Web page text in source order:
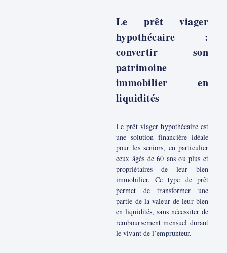
Le prêt viager
hypothécaire :
convertir son
patrimoine
immobilier en
liquidités
Le prêt viager hypothécaire est
une solution financière idéale
pour les seniors, en particulier
ceux âgés de 60 ans ou plus et
propriétaires de leur bien
immobilier. Ce type de prêt
permet de transformer une
partie de la valeur de leur bien
en liquidités, sans nécessiter de
remboursement mensuel durant
le vivant de l’emprunteur.